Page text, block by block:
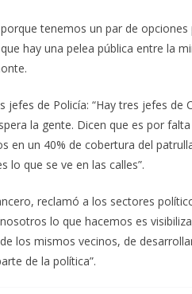
tenemos un par de opciones
hay una pelea pública entre la
de Policía: “Hay tres jefes de
la gente. Dicen que es por
en un 40% de cobertura del
lo que se ve en las calles”.
reclamó a los sectores
lo que hacemos es
los mismos vecinos, de
de la política”.